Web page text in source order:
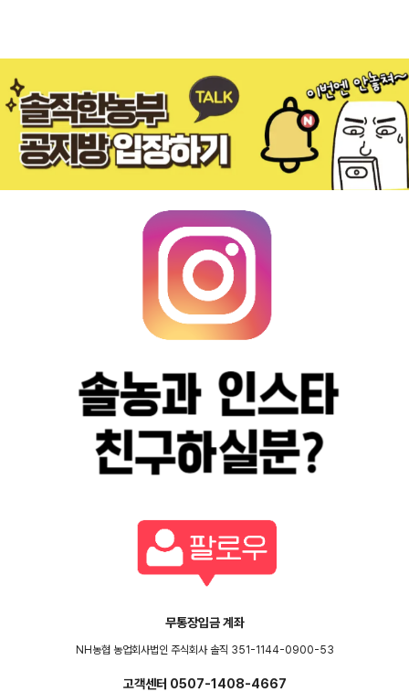
무통장입금 계좌
NH농협 농업회사법인 주식회사 솔직 351-1144-0900-53
고객센터 0507-1408-4667